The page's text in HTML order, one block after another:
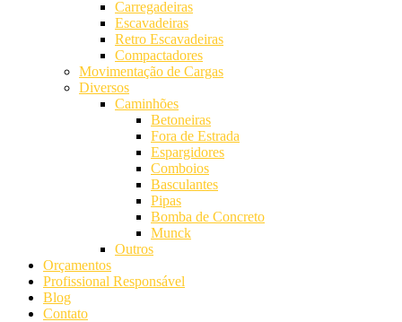
Carregadeiras
Escavadeiras
Retro Escavadeiras
Compactadores
Movimentação de Cargas
Diversos
Caminhões
Betoneiras
Fora de Estrada
Espargidores
Comboios
Basculantes
Pipas
Bomba de Concreto
Munck
Outros
Orçamentos
Profissional Responsável
Blog
Contato